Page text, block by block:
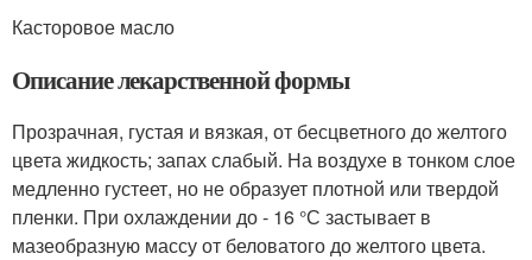
Касторовое масло
Описание лекарственной формы
Прозрачная, густая и вязкая, от бесцветного до желтого
цвета жидкость; запах слабый. На воздухе в тонком слое
медленно густеет, но не образует плотной или твердой
пленки. При охлаждении до - 16 °С застывает в
мазеобразную массу от беловатого до желтого цвета.